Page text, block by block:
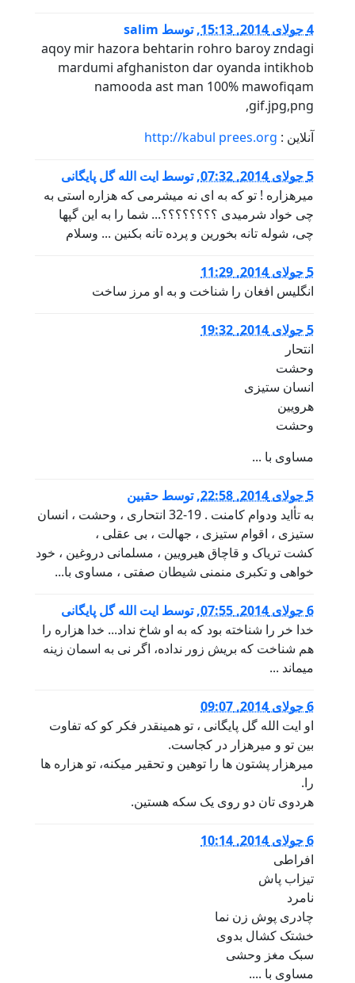
4 جولای 2014, 15:13 ,توسط salim
aqoy mir hazora behtarin rohro baroy zndagi
mardumi afghaniston dar oyanda intikhob
namooda ast man 100% mawofiqam
,gif.jpg,png
آنلاین : http://kabul prees.org
5 جولای 2014, 07:32 ,توسط ایت الله گل پایگانی
میرهزاره ! تو که به ای نه میشرمی که هزاره استی به
چی خواد شرمیدی ؟؟؟؟؟؟؟؟... شما را به این گپها
چی، شوله تانه بخورین و پرده تانه بکنین ... وسلام
5 جولای 2014, 11:29
انگلیس افغان را شناخت و به او مرز ساخت
5 جولای 2014, 19:32
انتحار
وحشت
انسان ستیزی
هرویین
وحشت
مساوی با ...
5 جولای 2014, 22:58 ,توسط حقبین
به تأاید ودوام کامنت . 19-32 انتحاری ، وحشت ، انسان
ستیزی ، اقوام ستیزی ، جهالت ، بی عقلی ،
کشت تریاک و قاچاق هیرویین ، مسلمانی دروغین ، خود
خواهی و تکبری منمنی شیطان صفتی ، مساوی با...
6 جولای 2014, 07:55 ,توسط ایت الله گل پایگانی
خدا خر را شناخته بود که به او شاخ نداد... خدا هزاره را
هم شناخت که بریش زور نداده، اگر نی به اسمان زینه
میماند ...
6 جولای 2014, 09:07
او ایت الله گل پایگانی ، تو همینقدر فکر کو که تفاوت
بین تو و میرهزار در کجاست.
میرهزار پشتون ها را توهین و تحقیر میکنه، تو هزاره ها
را.
هردوی تان دو روی یک سکه هستین.
6 جولای 2014, 10:14
افراطی
تیزاب پاش
نامرد
چادری پوش زن نما
خشتک کشال بدوی
سبک مغز وحشی
مساوی با ....